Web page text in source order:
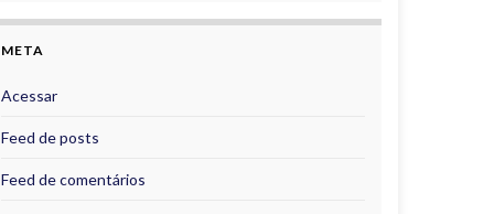
META
Acessar
Feed de posts
Feed de comentários